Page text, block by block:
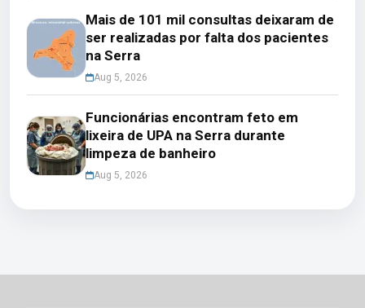
Mais de 101 mil consultas deixaram de
ser realizadas por falta dos pacientes
na Serra
Aug 5, 2026
Funcionárias encontram feto em
lixeira de UPA na Serra durante
limpeza de banheiro
Aug 5, 2026